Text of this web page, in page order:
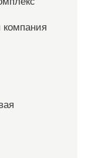
компания